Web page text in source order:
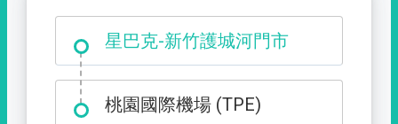
大霸尖山登山口
桃園國際機場 (TPE)